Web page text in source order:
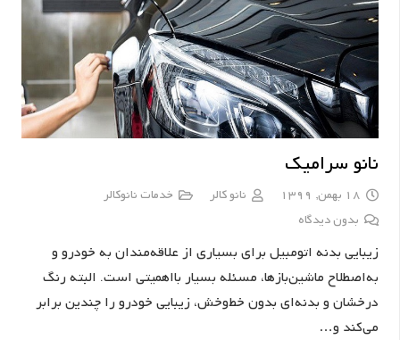
نانو سرامیک
18 بهمن, 1399 نانو کالر
خدمات نانوکالر
بدون دیدگاه
زیبایی بدنه اتومبیل برای بسیاری از علاقه‌‌مندان به خودرو و
به‌اصطلاح ماشین‌باز‌ها، مسئله بسیار با‌اهمیتی است. البته رنگ
درخشان و بدنه‌ای بدون خط‌وخش، زیبایی خودرو را چندین برابر
می‌کند و…